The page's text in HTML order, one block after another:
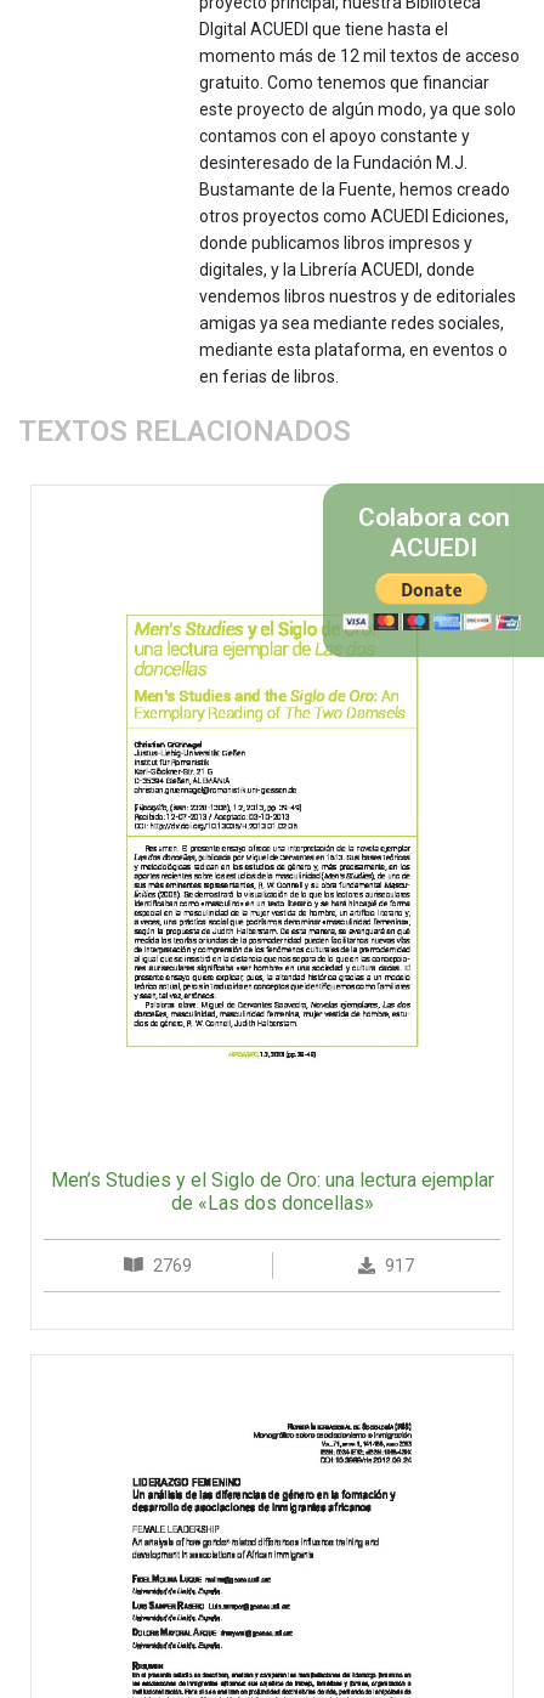
DIgital ACUEDI que tiene hasta el
momento más de 12 mil textos de acceso
gratuito. Como tenemos que financiar
este proyecto de algún modo, ya que solo
contamos con el apoyo constante y
desinteresado de la Fundación M.J.
Bustamante de la Fuente, hemos creado
otros proyectos como ACUEDI Ediciones,
donde publicamos libros impresos y
digitales, y la Librería ACUEDI, donde
vendemos libros nuestros y de editoriales
amigas ya sea mediante redes sociales,
mediante esta plataforma, en eventos o
en ferias de libros.
TEXTOS RELACIONADOS
Men’s Studies y el Siglo de Oro: una lectura ejemplar
de «Las dos doncellas»
2769 917
Colabora con
ACUEDI